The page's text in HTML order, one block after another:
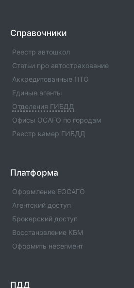
по Шатойскому р-ну Чеченской
Сферы деятельности отделения -
информация.
Отделение ГИБДД ОМВД России
Отделение ГИБДД Отделение
по Шаройскому р-ну Чеченской
Сферы деятельности отделения -
Отделение ГИБДД ОМВД России
Отделение ГИБДД Отделение
Республики(Код:1196009) с
Сферы деятельности отделения -
Отделение ГИБДД ОМВД России
Отделение ГИБДД Отделение
Справочники
Реестр автошкол
Статьи про автострахование
Аккредитованные ПТО
Единые агенты
Отделения ГИБДД
Офисы ОСАГО по городам
Реестр камер ГИБДД
Платформа
Оформление ЕОСАГО
Агентский доступ
Брокерский доступ
Восстановление КБМ
Оформить несегмент
ПДД